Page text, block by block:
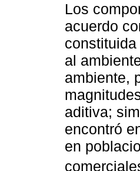
Los
acuerdo
al
ambiente,
aditiva;
encontró
en